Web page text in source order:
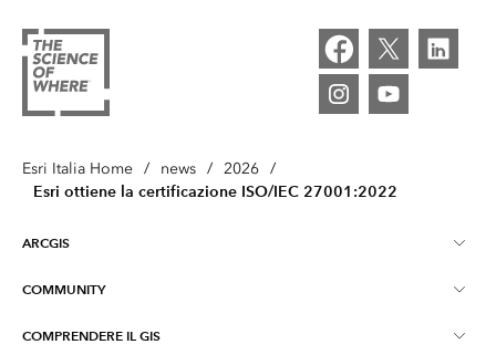
Esri Italia Home / news / 2026 /
Esri ottiene la certificazione ISO/IEC 27001:2022
ARCGIS
Informazioni su ArcGIS
COMMUNITY
Esri Community (GeoNet)
COMPRENDERE IL GIS